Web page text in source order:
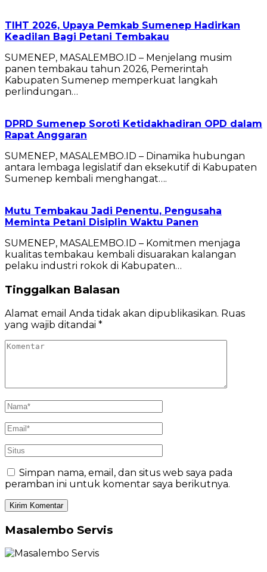
TIHT 2026, Upaya Pemkab Sumenep Hadirkan
Keadilan Bagi Petani Tembakau
SUMENEP, MASALEMBO.ID – Menjelang musim
panen tembakau tahun 2026, Pemerintah
Kabupaten Sumenep memperkuat langkah
perlindungan…
DPRD Sumenep Soroti Ketidakhadiran OPD dalam
Rapat Anggaran
SUMENEP, MASALEMBO.ID – Dinamika hubungan
antara lembaga legislatif dan eksekutif di Kabupaten
Sumenep kembali menghangat….
Mutu Tembakau Jadi Penentu, Pengusaha
Meminta Petani Disiplin Waktu Panen
SUMENEP, MASALEMBO.ID – Komitmen menjaga
kualitas tembakau kembali disuarakan kalangan
pelaku industri rokok di Kabupaten…
Tinggalkan Balasan
Alamat email Anda tidak akan dipublikasikan. Ruas
yang wajib ditandai *
Simpan nama, email, dan situs web saya pada
peramban ini untuk komentar saya berikutnya.
Masalembo Servis